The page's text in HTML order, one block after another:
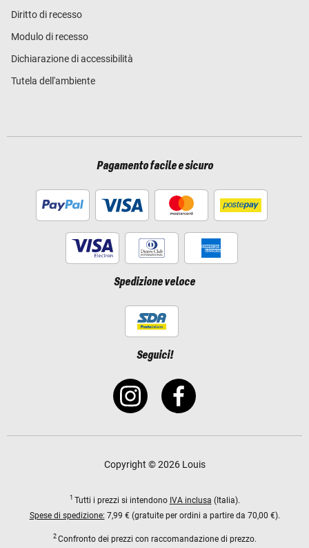
Diritto di recesso
Modulo di recesso
Dichiarazione di accessibilità
Tutela dell'ambiente
Pagamento facile e sicuro
Spedizione veloce
Seguici!
Copyright © 2026 Louis
1 Tutti i prezzi si intendono IVA inclusa (Italia).
Spese di spedizione: 7,99 € (gratuite per ordini a partire da 70,00 €).
2 Confronto dei prezzi con raccomandazione di prezzo.